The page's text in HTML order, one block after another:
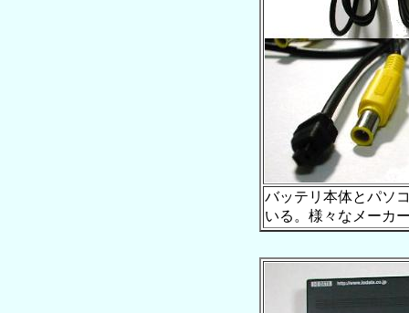
バッテリ本体とパソ
いる。様々なメーカ